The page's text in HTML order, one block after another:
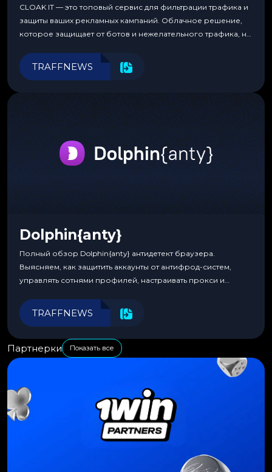
CLOAK IT — это топовый сервис для фильтрации трафика и
защиты ваших рекламных кампаний. Облачное решение,
которое защищает от ботов и нежелательного трафика, не
программирования.
TRAFFNEWS
Dolphin{anty}
Полный обзор Dolphin{anty} антидетект браузера.
Выясняем, как защитить аккаунты от антифрод-систем,
управлять сотнями профилей, настраивать прокси и
эффективности.
TRAFFNEWS
Партнерки Показать все